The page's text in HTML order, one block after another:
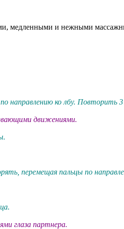
медленными и нежными
направлению ко лбу. Повторить 3
движениями.
перемещая пальцы по
глаза партнера.